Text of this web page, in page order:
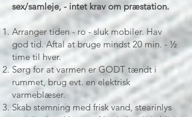
sex/samleje, - intet krav om præstation.
Arranger tiden - ro - sluk mobiler. Hav
god tid. Aftal at bruge mindst 20 min. - ½
time til hver.
Sørg for at varmen er GODT tændt i
rummet, brug evt. en elektrisk
varmeblæser.
Skab stemning med frisk vand, stearinlys